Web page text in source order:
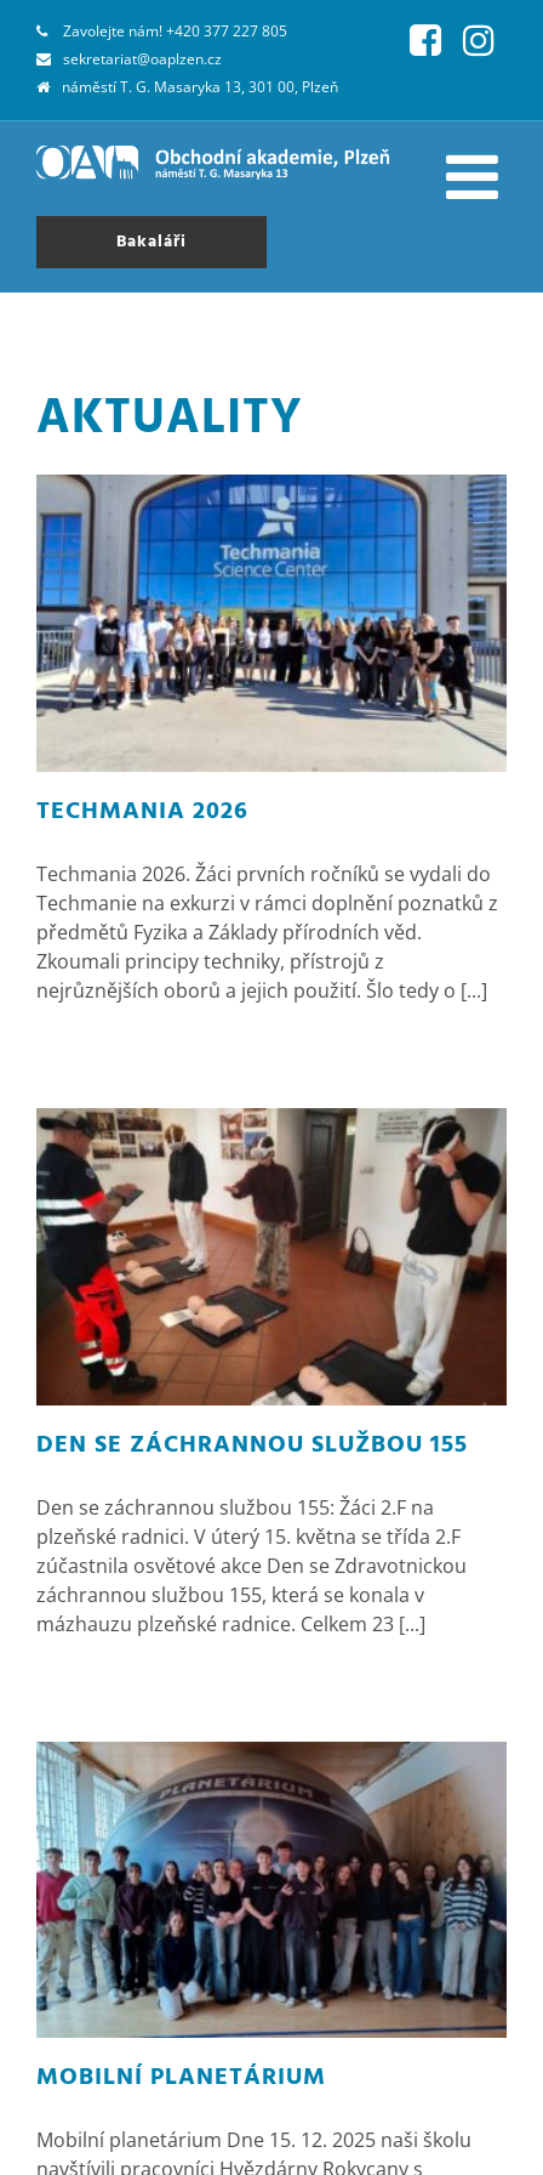
Zavolejte nám!+420 377 227 805
sekretariat@oaplzen.cz
náměstí T. G. Masaryka 13, 301 00, Plzeň
Bakaláři
AKTUALITY
TECHMANIA 2026
Techmania 2026. Žáci prvních ročníků se vydali do
Techmanie na exkurzi v rámci doplnění poznatků z
předmětů Fyzika a Základy přírodních věd.
Zkoumali principy techniky, přístrojů z
nejrůznějších oborů a jejich použití. Šlo tedy o [...]
DEN SE ZÁCHRANNOU SLUŽBOU 155
Den se záchrannou službou 155: Žáci 2.F na
plzeňské radnici. V úterý 15. května se třída 2.F
zúčastnila osvětové akce Den se Zdravotnickou
záchrannou službou 155, která se konala v
mázhauzu plzeňské radnice. Celkem 23 [...]
MOBILNÍ PLANETÁRIUM
Mobilní planetárium Dne 15. 12. 2025 naši školu
navštívili pracovníci Hvězdárny Rokycany s